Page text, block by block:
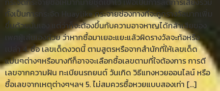
ทั้งเป็นการกระจัด Huaylike กระจายช่องทางที่จะถูกรางวัลมากเพิ่ม
ขึ้นด้วยนั่นเอง แต่ว่าก็จะต้องขึ้นกับความอาจหาญได้กล้าเสียของ
เพศผู้เล่นเองด้วย ว่าหากซื้อมาเยอะแยะแล้วผิดรางวัลจะท้อหรือ
เปล่า 4. ซื้อ เลขเด็ดงวดนี้ ตามสูตรหรือจากสำนักที่ให้เลขเด็ด
แม่นๆต่างๆหรือบางทีก็อาจจะเลือกซื้อเลขตามที่ใจต้องการ การตี
เลขจากความฝัน ทะเบียนรถยนต์ วันเกิด วิธีแทงหวยออนไลน์ หรือ
ซื้อเลขจากเหตุต่างๆฯลฯ 5. ไม่สมควรซื้อหวยแบบสองเท่า […]